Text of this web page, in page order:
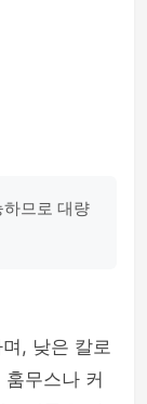
므로 대량
, 낮은 칼로
무스나 커